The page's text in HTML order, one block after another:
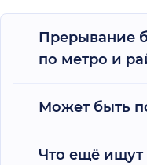
Прерывание
по метро и
Может быть
Что ещё ищут